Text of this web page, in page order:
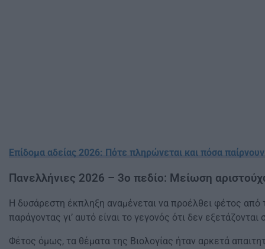
Επίδομα αδείας 2026: Πότε πληρώνεται και πόσα
Πανελλήνιες 2026 – 3ο πεδίο: Μείωση
Η δυσάρεστη έκπληξη αναμένεται να προέλθει φέτος από
παράγοντας γι’ αυτό είναι το γεγονός ότι δεν
Φέτος όμως, τα θέματα της Βιολογίας ήταν αρκετά